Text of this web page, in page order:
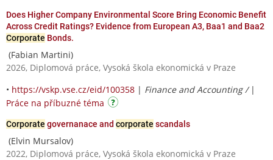
Does Higher Company Environmental Score Bring Economic Benefit
Across Credit Ratings? Evidence from European A3, Baa1 and Baa2
Corporate Bonds.
(Fabian Martini)
2026, Diplomová práce, Vysoká škola ekonomická v Praze
• https://vskp.vse.cz/eid/100358 | Finance and Accounting / |
Práce na příbuzné téma
Corporate governanace and corporate scandals
(Elvin Mursalov)
2022, Diplomová práce, Vysoká škola ekonomická v Praze